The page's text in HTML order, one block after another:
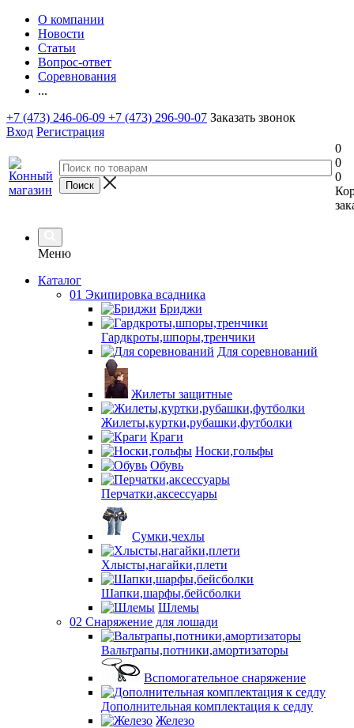
О компании
Новости
Статьи
Вопрос-ответ
Соревнования
...
+7 (473) 246-06-09 +7 (473) 296-90-07 Заказать звонок
Вход Регистрация
0
0
0
Меню
Каталог
01 Экипировка всадника
Бриджи
Гардкроты,шпоры,тренчики
Для соревнований
Жилеты защитные
Жилеты,куртки,рубашки,футболки
Краги
Носки,гольфы
Обувь
Перчатки,аксессуары
Сумки,чехлы
Хлысты,нагайки,плети
Шапки,шарфы,бейсболки
Шлемы
02 Снаряжение для лошади
Вальтрапы,потники,амортизаторы
Вспомогательное снаряжение
Дополнительная комплектация к седлу
Железо